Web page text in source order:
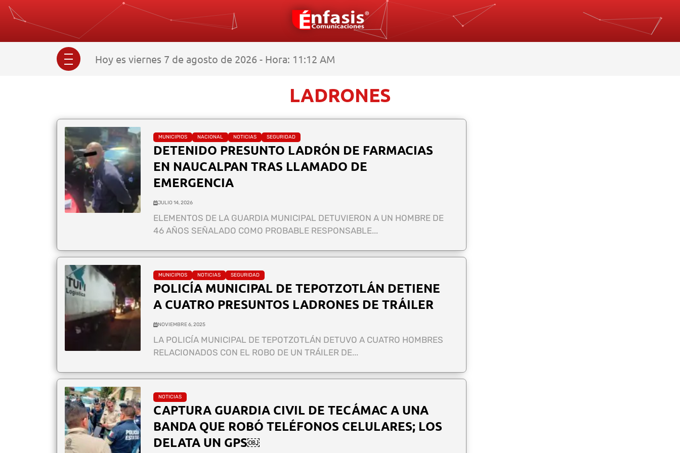
Hoy es viernes 7 de agosto de 2026 - Hora: 11:12 AM
LADRONES
MUNICIPIOS NACIONAL NOTICIAS SEGURIDAD
DETENIDO PRESUNTO LADRÓN DE FARMACIAS
EN NAUCALPAN TRAS LLAMADO DE
EMERGENCIA
JULIO 14, 2026
ELEMENTOS DE LA GUARDIA MUNICIPAL DETUVIERON A UN HOMBRE DE
46 AÑOS SEÑALADO COMO PROBABLE RESPONSABLE...
MUNICIPIOS NOTICIAS SEGURIDAD
POLICÍA MUNICIPAL DE TEPOTZOTLÁN DETIENE
A CUATRO PRESUNTOS LADRONES DE TRÁILER
NOVIEMBRE 6, 2025
LA POLICÍA MUNICIPAL DE TEPOTZOTLÁN DETUVO A CUATRO HOMBRES
RELACIONADOS CON EL ROBO DE UN TRÁILER DE...
NOTICIAS
CAPTURA GUARDIA CIVIL DE TECÁMAC A UNA
BANDA QUE ROBÓ TELÉFONOS CELULARES; LOS
DELATA UN GPS￼